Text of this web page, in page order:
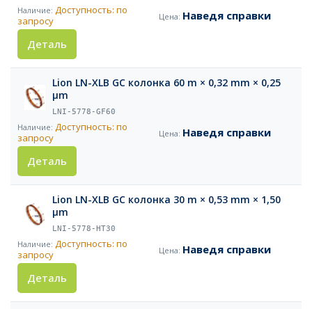
Доступность: по
запросу
Наведя справки
Деталь
Lion LN-XLB GC колонка 60 m × 0,32 mm × 0,25
µm
LNI-5778-GF60
Доступность: по
запросу
Наведя справки
Деталь
Lion LN-XLB GC колонка 30 m × 0,53 mm × 1,50
µm
LNI-5778-HT30
Доступность: по
запросу
Наведя справки
Деталь